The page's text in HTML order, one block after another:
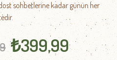
sohbetlerine kadar günün her
₺399,99